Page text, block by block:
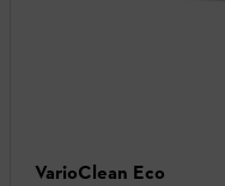
VarioClean Eco